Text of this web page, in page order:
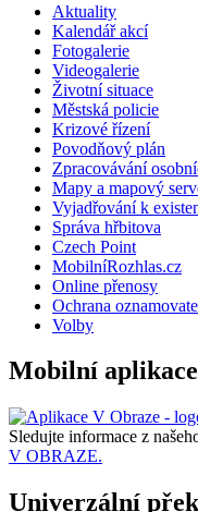
Aktuality
Kalendář akcí
Fotogalerie
Videogalerie
Životní situace
Městská policie
Krizové řízení
Povodňový plán
Zpracovávání
Mapy a mapový
Vyjadřování k
Správa hřbitova
Czech Point
MobilníRozhlas.cz
Online přenosy
Ochrana
Volby
Mobilní aplikace
Sledujte informace z
V OBRAZE.
Univerzální